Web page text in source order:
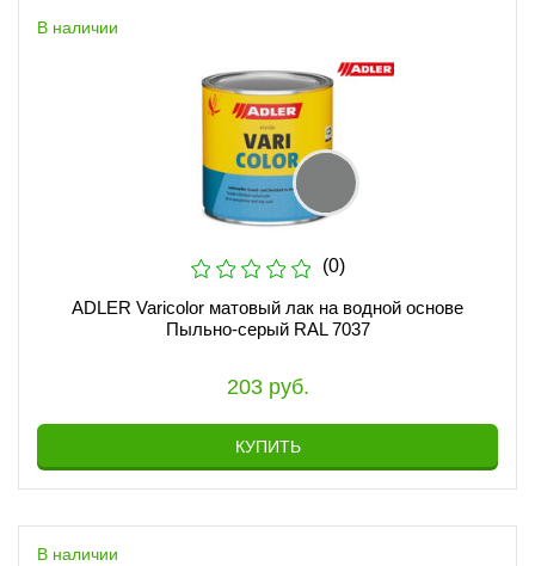
В наличии
(0)
ADLER Varicolor матовый лак на водной основе
Пыльно-серый RAL 7037
203 руб.
КУПИТЬ
В наличии